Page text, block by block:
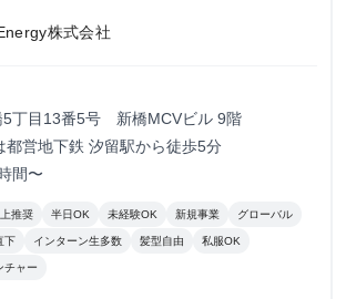
株式会社
5丁目13番5号 新橋MCVビル 9階
都営地下鉄 汐留駅から徒歩5分
間〜
推奨 半日OK 未経験OK 新規事業 グローバル
下 インターン生多数 髪型自由 私服OK
チャー